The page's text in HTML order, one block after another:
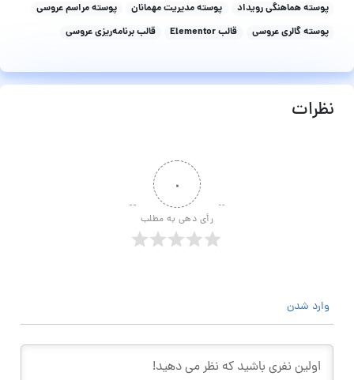
پوسته هماهنگی رویداد
پوسته مدیریت مهمانان
پوسته مراسم عروسی
پوسته گالری عروسی
قالب Elementor قالب برنامه‌ریزی عروسی
نظرات
۰
رأی دهی به مطلب
وارد شدن